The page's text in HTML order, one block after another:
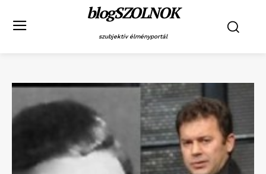
blogSZOLNOK
szubjektív élményportál